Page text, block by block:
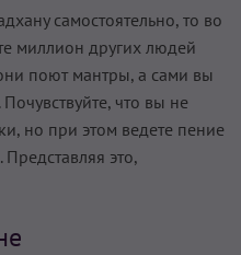
самостоятельно, то во
миллион других людей
поют мантры, а сами вы
что вы не
но при этом ведете пение
это,